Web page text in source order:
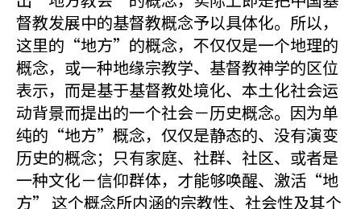
督教发展中的基督教概念予以具体化。所以，
这里的“地方”的概念，不仅仅是一个地理的
概念，或一种地缘宗教学、基督教神学的区位
表示，而是基于基督教处境化、本土化社会运
动背景而提出的一个社会－历史概念。因为单
纯的“地方”概念，仅仅是静态的、没有演变
历史的概念；只有家庭、社群、社区、或者是
一种文化－信仰群体，才能够唤醒、激活“地
方” 这个概念所内涵的宗教性、社会性及其个